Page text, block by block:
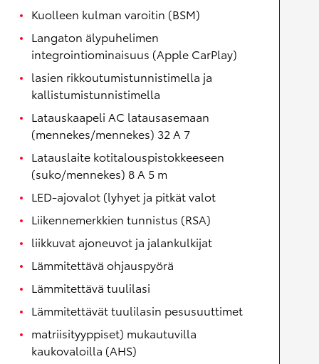
Kuolleen kulman varoitin (BSM)
Langaton älypuhelimen
integrointiominaisuus (Apple CarPlay)
lasien rikkoutumistunnistimella ja
kallistumistunnistimella
Latauskaapeli AC latausasemaan
(mennekes/mennekes) 32 A 7
Latauslaite kotitalouspistokkeeseen
(suko/mennekes) 8 A 5 m
LED-ajovalot (lyhyet ja pitkät valot
Liikennemerkkien tunnistus (RSA)
liikkuvat ajoneuvot ja jalankulkijat
Lämmitettävä ohjauspyörä
Lämmitettävä tuulilasi
Lämmitettävät tuulilasin pesusuuttimet
matriisityyppiset) mukautuvilla
kaukovaloilla (AHS)